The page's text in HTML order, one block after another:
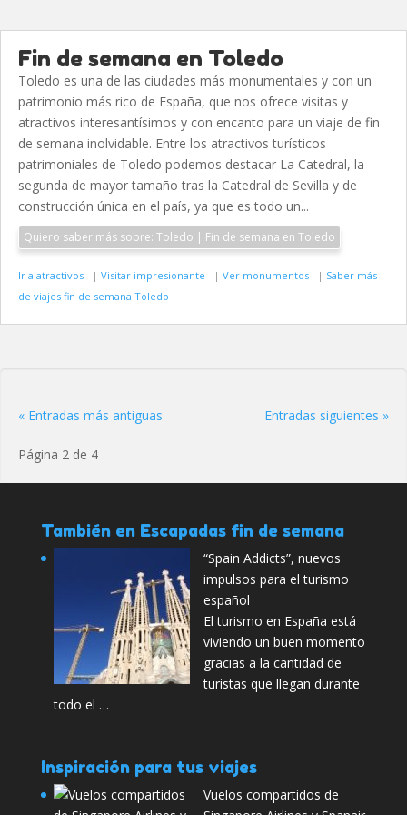
Fin de semana en Toledo
Toledo es una de las ciudades más monumentales y con un
patrimonio más rico de España, que nos ofrece visitas y
atractivos interesantísimos y con encanto para un viaje de fin
de semana inolvidable. Entre los atractivos turísticos
patrimoniales de Toledo podemos destacar La Catedral, la
segunda de mayor tamaño tras la Catedral de Sevilla y de
construcción única en el país, ya que es todo un...
Quiero saber más sobre: Toledo | Fin de semana en Toledo
Ir a atractivos | Visitar impresionante | Ver monumentos | Saber más
de viajes fin de semana Toledo
« Entradas más antiguas Entradas siguientes »
Página 2 de 4
También en Escapadas fin de semana
“Spain Addicts”, nuevos
impulsos para el turismo
español
El turismo en España está
viviendo un buen momento
gracias a la cantidad de
turistas que llegan durante
todo el …
Inspiración para tus viajes
Vuelos compartidos de